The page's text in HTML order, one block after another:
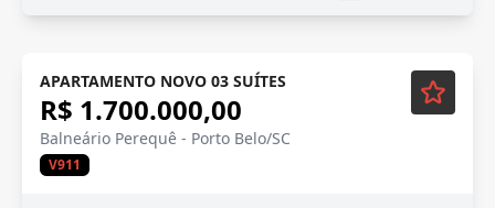
APARTAMENTO NOVO 03 SUÍTES
R$ 1.700.000,00
Balneário Perequê - Porto Belo/SC
V911